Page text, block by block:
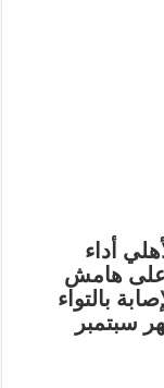
أداء
على هامش
بالتواء
سبتمبر